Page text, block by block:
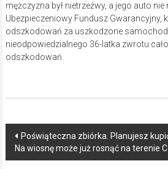
mężczyzna był nietrzeźwy, a jego auto nie
Ubezpieczeniowy Fundusz Gwarancyjny,
odszkodowań za uszkodzone
nieodpowiedzialnego 36-latka zwrotu
odszkodowań.
Post
navigation
Poświąteczna zbiórka. Planujesz
Na wiosnę może już rosnąć na terenie